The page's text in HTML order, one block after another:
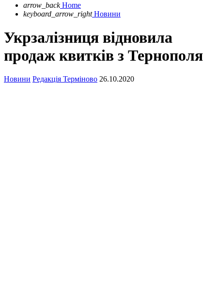
arrow_back Home
keyboard_arrow_right Новини
Укрзалізниця відновила
продаж квитків з Тернополя
Новини Редакція Терміново 26.10.2020